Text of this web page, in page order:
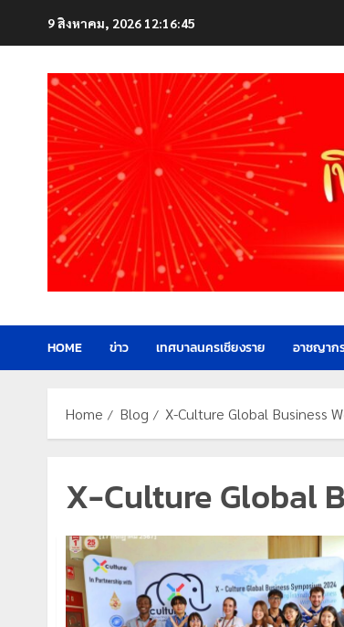
9 สิงหาคม, 2026 12:16:46
HOME ข่าว เทศบาลนครเชียงราย อาชญาก
Home Blog X-Culture Global Business
X-Culture Global